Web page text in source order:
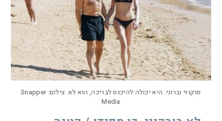
סרקוזי וברוני. היא יכולה להיכנס לבריכה, הוא לא. צילום: Snapper
Media